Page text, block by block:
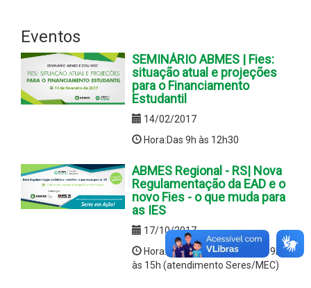
Eventos
SEMINÁRIO ABMES | Fies:
situação atual e projeções
para o Financiamento
Estudantil
14/02/2017
Hora:Das 9h às 12h30
ABMES Regional - RS| Nova
Regulamentação da EAD e o
novo Fies - o que muda para
as IES
17/10/2017
Hora:9h às 12h (seminário) / 9h
às 15h (atendimento Seres/MEC)